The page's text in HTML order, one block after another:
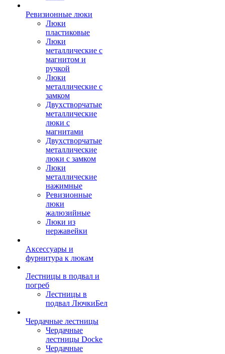
Ревизионные люки
Люки
пластиковые
Люки
металлические с
магнитом и
ручкой
Люки
металлические с
замком
Двухстворчатые
металлические
люки с
магнитами
Двухстворчатые
металлические
люки с замком
Люки
металлические
нажимные
Ревизионные
люки
жалюзийные
Люки из
нержавейки
Аксессуары и
фурнитура к люкам
Лестницы в подвал и
погреб
Лестницы в
подвал ЛючкиБел
Чердачные лестницы
Чердачные
лестницы Docke
Чердачные